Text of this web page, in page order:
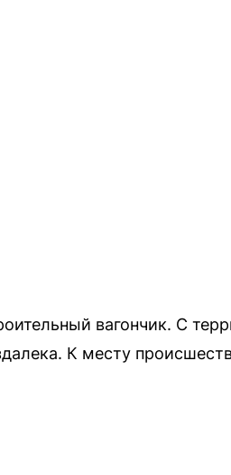
вагончик. С
К месту